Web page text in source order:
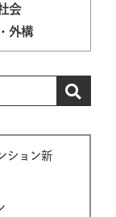
会
外構
ション新